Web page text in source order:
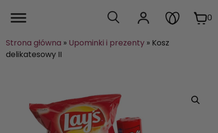
0
Strona główna » Upominki i prezenty » Kosz
delikatesowy II